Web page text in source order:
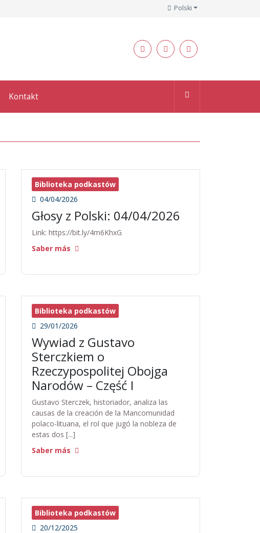
Polski
Kontakt
Biblioteka podkastów
04/04/2026
Głosy z Polski: 04/04/2026
Link: https://bit.ly/4m6KhxG
Saber más
Biblioteka podkastów
29/01/2026
Wywiad z Gustavo
Sterczkiem o
Rzeczypospolitej Obojga
Narodów – Część I
Gustavo Sterczek, historiador, analiza las
causas de la creación de la Mancomunidad
polaco-lituana, el rol que jugó la nobleza de
estas dos [...]
Saber más
Biblioteka podkastów
20/12/2025